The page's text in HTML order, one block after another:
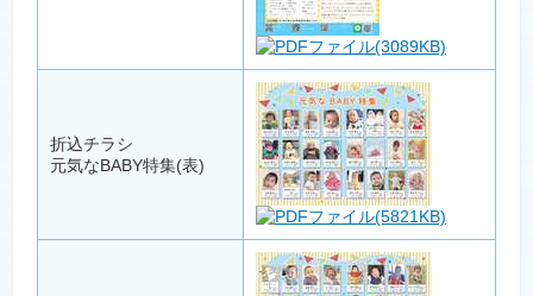
(3089KB)
折込チラシ
元気なBABY特集(表)
(5821KB)